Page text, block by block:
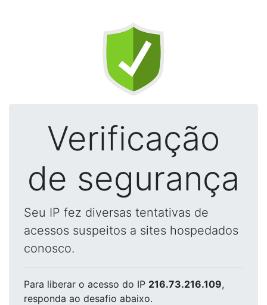
Verificação
de segurança
Seu IP fez diversas tentativas de
acessos suspeitos a sites hospedados
conosco.
Para liberar o acesso do IP 216.73.216.109,
responda ao desafio abaixo.